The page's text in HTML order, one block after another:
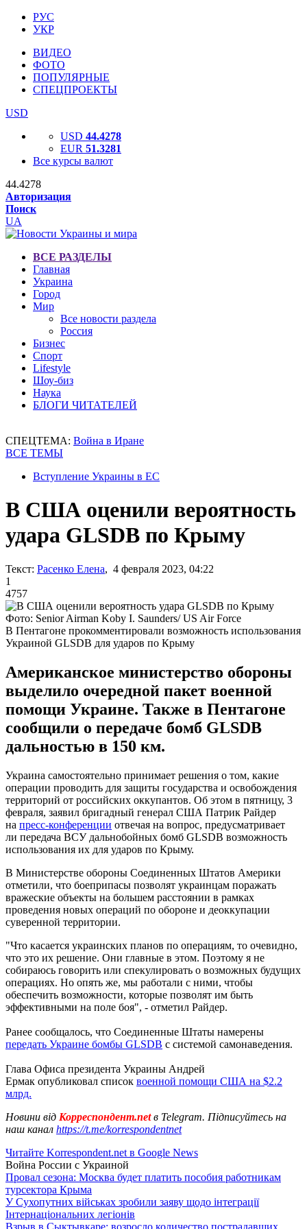
РУС
УКР
ВИДЕО
ФОТО
ПОПУЛЯРНЫЕ
СПЕЦПРОЕКТЫ
USD
USD 44.4278
EUR 51.3281
Все курсы валют
44.4278
Авторизация
Поиск
UA
ВСЕ РАЗДЕЛЫ
Главная
Украина
Город
Мир
Все новости раздела
Россия
Бизнес
Спорт
Lifestyle
Шоу-биз
Наука
БЛОГИ ЧИТАТЕЛЕЙ
СПЕЦТЕМА: Война в Иране
ВСЕ ТЕМЫ
Вступление Украины в ЕС
В США оценили вероятность
удара GLSDB по Крыму
Текст: Расенко Елена, 4 февраля 2023, 04:22
1
4757
Фото: Senior Airman Koby I. Saunders/ US Air Force
В Пентагоне прокомментировали возможность использования
Украиной GLSDB для ударов по Крыму
Американское министерство обороны
выделило очередной пакет военной
помощи Украине. Также в Пентагоне
сообщили о передаче бомб GLSDB
дальностью в 150 км.
Украина самостоятельно принимает решения о том, какие
операции проводить для защиты государства и освобождения
территорий от российских оккупантов. Об этом в пятницу, 3
февраля, заявил бригадный генерал США Патрик Райдер
на пресс-конференции отвечая на вопрос, предусматривает
ли передача ВСУ дальнобойных бомб GLSDB возможность
использования их для ударов по Крыму.
В Министерстве обороны Соединенных Штатов Америки
отметили, что боеприпасы позволят украинцам поражать
вражеские объекты на большем расстоянии в рамках
проведения новых операций по обороне и деоккупации
суверенной территории.
"Что касается украинских планов по операциям, то очевидно,
что это их решение. Они главные в этом. Поэтому я не
собираюсь говорить или спекулировать о возможных будущих
операциях. Но опять же, мы работали с ними, чтобы
обеспечить возможности, которые позволят им быть
эффективными на поле боя", - отметил Райдер.
Ранее сообщалось, что Соединенные Штаты намерены
передать Украине бомбы GLSDB с системой самонаведения.
Глава Офиса президента Украины Андрей
Ермак опубликовал список военной помощи США на $2.2
млрд.
Новини від Корреспондент.netв Telegram. Підписуйтесь на
наш канал https://t.me/korrespondentnet
Читайте Korrespondent.net в Google News
Война России с Украиной
Провал сезона: Москва будет платить пособия работникам
турсектора Крыма
У Сухопутних військах зробили заяву щодо інтеграції
Інтернаціональних легіонів
Взрыв в Сыктывкаре: возросло количество пострадавших